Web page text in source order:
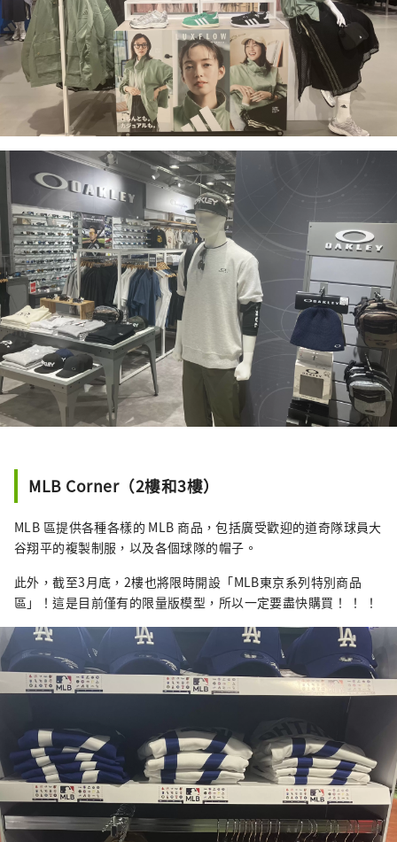
MLB Corner（2樓和3樓）
MLB 區提供各種各樣的 MLB 商品，包括廣受歡迎的道奇隊球員大
谷翔平的複製制服，以及各個球隊的帽子。
此外，截至3月底，2樓也將限時開設「MLB東京系列特別商品
區」！這是目前僅有的限量版模型，所以一定要盡快購買！ ！ ！